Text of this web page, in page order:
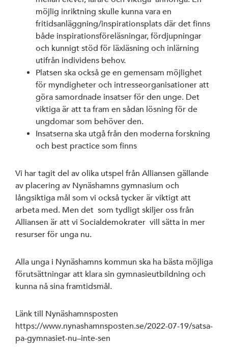
möjlig inriktning skulle kunna vara en
fritidsanläggning/inspirationsplats där det finns
både inspirationsföreläsningar, fördjupningar
och kunnigt stöd för läxläsning och inlärning
utifrån individens behov.
Platsen ska också ge en gemensam möjlighet
för myndigheter och intresseorganisationer att
göra samordnade insatser för den unge. Det
viktiga är att ta fram en sådan lösning för de
ungdomar som behöver den.
Insatserna ska utgå från den moderna forskning
och best practice som finns
Vi har tagit del av olika utspel från Alliansen gällande
av placering av Nynäshamns gymnasium och
långsiktiga mål som vi också tycker är viktigt att
arbeta med. Men det som tydligt skiljer oss från
Alliansen är att vi Socialdemokrater vill sätta in mer
resurser för unga nu.
Alla unga i Nynäshamns kommun ska ha bästa möjliga
förutsättningar att klara sin gymnasieutbildning och
kunna nå sina framtidsmål.
Länk till Nynäshamnsposten
https://www.nynashamnsposten.se/2022-07-19/satsa-
pa-gymnasiet-nu–inte-sen